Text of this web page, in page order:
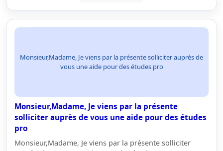
Monsieur,Madame, Je viens par la présente solliciter auprès de
vous une aide pour des études pro
Monsieur,Madame, Je viens par la présente
solliciter auprès de vous une aide pour des études
pro
Monsieur,Madame, Je viens par la présente solliciter